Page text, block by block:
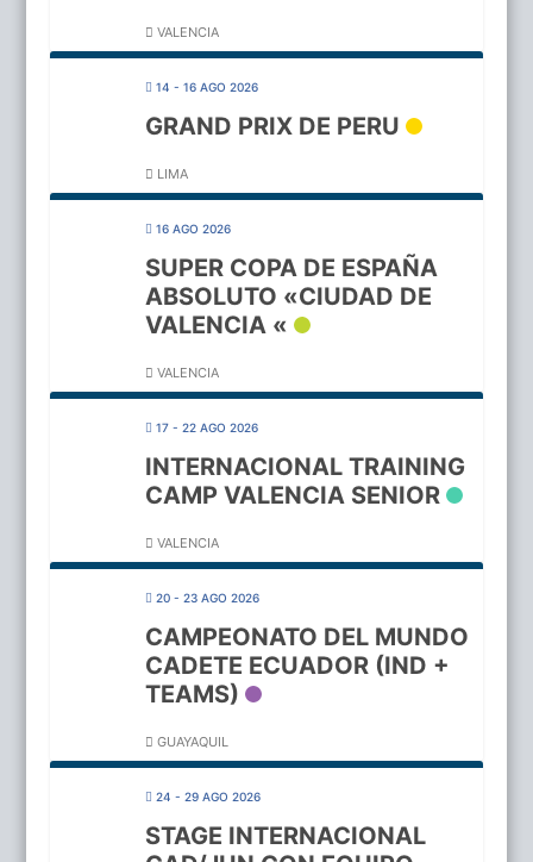
VALENCIA
14 - 16 AGO 2026
GRAND PRIX DE PERU
LIMA
16 AGO 2026
SUPER COPA DE ESPAÑA
ABSOLUTO «CIUDAD DE
VALENCIA «
VALENCIA
17 - 22 AGO 2026
INTERNACIONAL TRAINING
CAMP VALENCIA SENIOR
VALENCIA
20 - 23 AGO 2026
CAMPEONATO DEL MUNDO
CADETE ECUADOR (IND +
TEAMS)
GUAYAQUIL
24 - 29 AGO 2026
STAGE INTERNACIONAL